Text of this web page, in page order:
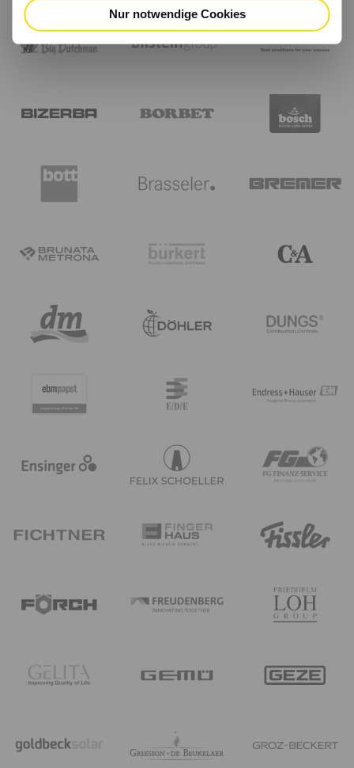
Nur notwendige Cookies